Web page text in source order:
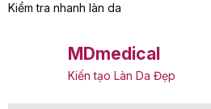
Kiểm tra nhanh làn da
MDmedical
Kiến tạo Làn Da Đẹp